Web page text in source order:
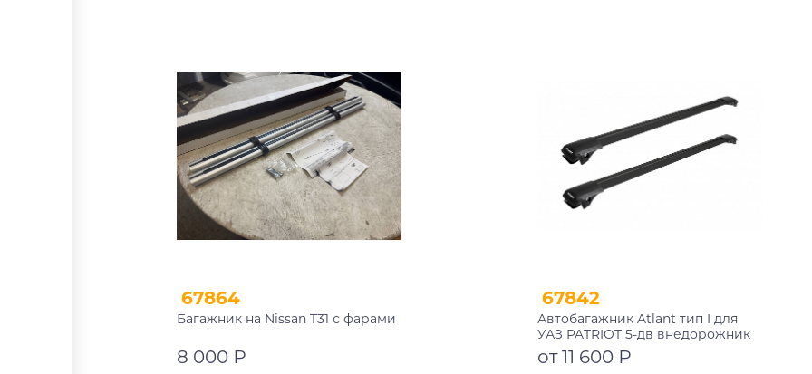
67864
Багажник на Nissan T31 с фарами
8 000 ₽
67842
Автобагажник Atlant тип I для
УАЗ PATRIOT 5-дв внедорожник
2005-2023 рейлинги черные дуги
1050/1050 мм 10002+11117+11117
от 11 600 ₽